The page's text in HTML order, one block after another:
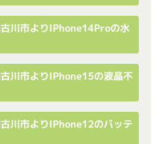
川市よりiPhone14Proの水
川市よりiPhone15の液晶不
川市よりiPhone12のバッテ